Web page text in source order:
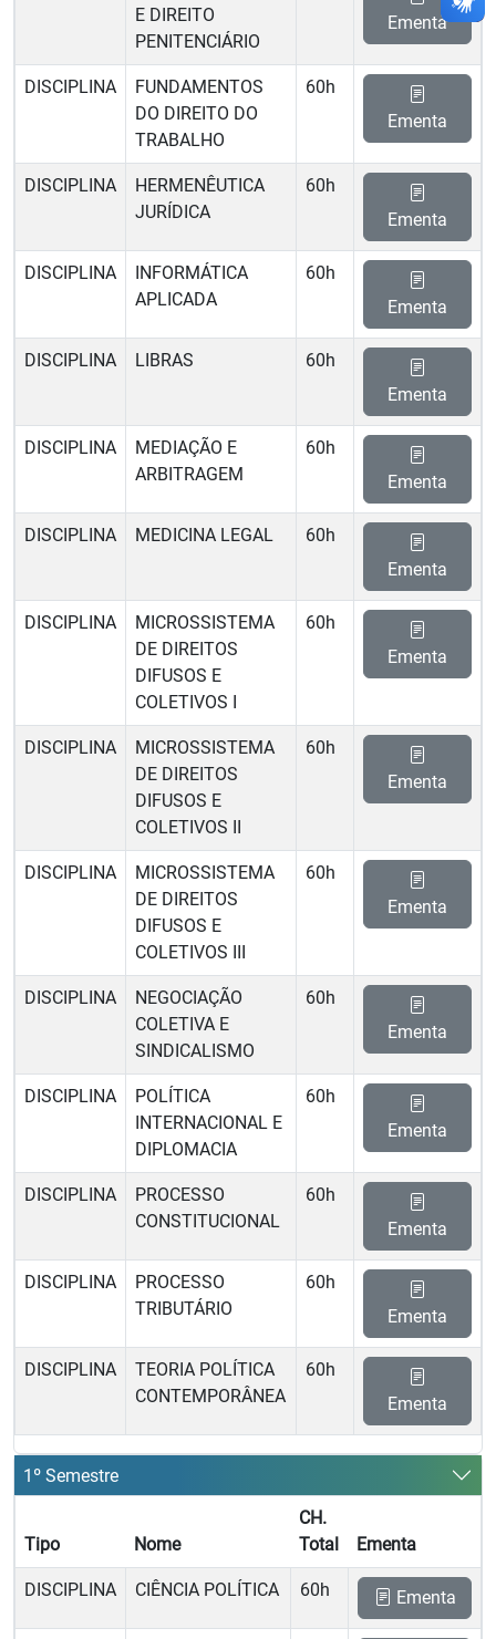
E DIREITO
PENITENCIÁRIO
Ementa
DISCIPLINA
FUNDAMENTOS
DO DIREITO DO
TRABALHO
60h
Ementa
DISCIPLINA
HERMENÊUTICA
JURÍDICA
60h
Ementa
DISCIPLINA
INFORMÁTICA
APLICADA
60h
Ementa
DISCIPLINA LIBRAS
60h
Ementa
DISCIPLINA
MEDIAÇÃO E
ARBITRAGEM
60h
Ementa
DISCIPLINA MEDICINA LEGAL
60h
Ementa
DISCIPLINA
MICROSSISTEMA
DE DIREITOS
DIFUSOS E
COLETIVOS I
60h
Ementa
DISCIPLINA
MICROSSISTEMA
DE DIREITOS
DIFUSOS E
COLETIVOS II
60h
Ementa
DISCIPLINA
MICROSSISTEMA
DE DIREITOS
DIFUSOS E
COLETIVOS III
60h
Ementa
DISCIPLINA
NEGOCIAÇÃO
COLETIVA E
SINDICALISMO
60h
Ementa
DISCIPLINA
POLÍTICA
INTERNACIONAL E
DIPLOMACIA
60h
Ementa
DISCIPLINA
PROCESSO
CONSTITUCIONAL
60h
Ementa
DISCIPLINA
PROCESSO
TRIBUTÁRIO
60h
Ementa
DISCIPLINA
TEORIA POLÍTICA
CONTEMPORÂNEA
60h
Ementa
1º Semestre
Tipo Nome
CH.
Total
Ementa
DISCIPLINA CIÊNCIA POLÍTICA 60h Ementa